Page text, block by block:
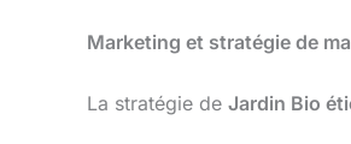
Marketing et stratégie de
La stratégie de Jardin Bio